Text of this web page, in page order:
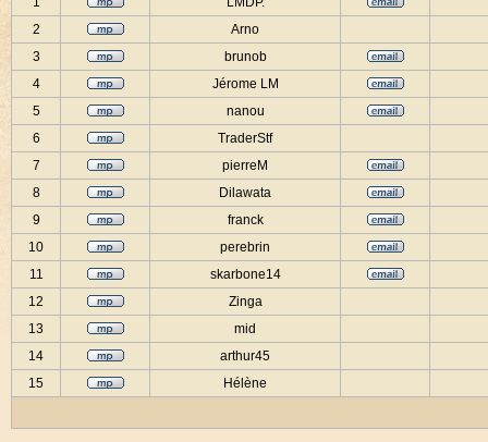
2
Arno
3
brunob
4
Jérome LM
5
nanou
6
TraderStf
7
pierreM
8
Dilawata
9
franck
10
perebrin
11
skarbone14
12
Zinga
13
mid
14
arthur45
15
Hélène